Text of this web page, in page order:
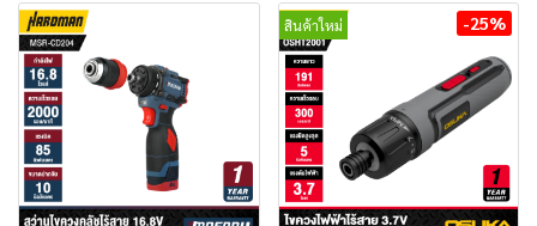
สินค้าใหม่ -25%